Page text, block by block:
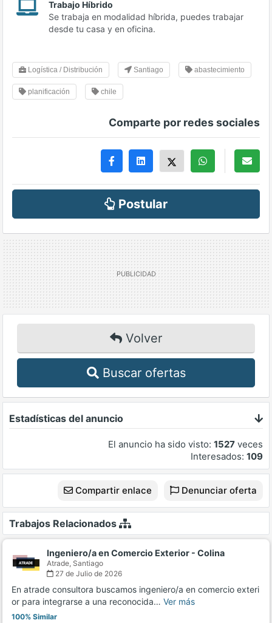
Trabajo Híbrido
Se trabaja en modalidad híbrida, puedes trabajar
desde tu casa y en oficina.
Logística / Distribución Santiago abastecimiento
planificación chile
Comparte por redes sociales
Postular
Volver
Buscar ofertas
Estadísticas del anuncio
El anuncio ha sido visto: 1527 veces
Interesados: 109
Compartir enlace Denunciar oferta
Trabajos Relacionados
Ingeniero/a en Comercio Exterior - Colina
Atrade, Santiago
27 de Julio de 2026
En atrade consultora buscamos ingeniero/a en comercio exteri
or para integrarse a una reconocida… Ver más
100% Similar